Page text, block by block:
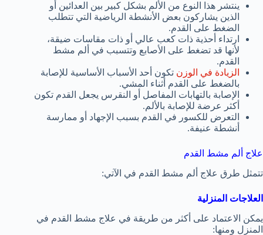
ينتشر هذا النوع من الألم بشكل كبير بين العدائين أو
الذين يشاركون بعض الأنشطة الرياضية التي تتطلب
الضغط على القدم.
ارتداء أحذية ذات كعب عالي أو ذات مقاسات ضيقة،
لأنها قد تضغط على الأصابع وتتسبب في ألم مشط
القدم.
الزيادة في الوزن تكون أحد الأسباب الأساسية للإصابة
بالضغط على القدم أثناء المشي.
الإصابة بالتهابات المفاصل أو النقرس يجعل القدم تكون
أكثر عرضة للإصابة بالألم.
التعرض للكسور في القدم بسبب الإجهاد أو ممارسة
أنشطة عنيفة.
علاج ألم مشط القدم
تتمثل طرق علاج ألم مشط القدم في الآتي:
العلاجات المنزلية
يمكن الاعتماد على أكثر من طريقة في علاج مشط القدم في
المنزل ومنها: